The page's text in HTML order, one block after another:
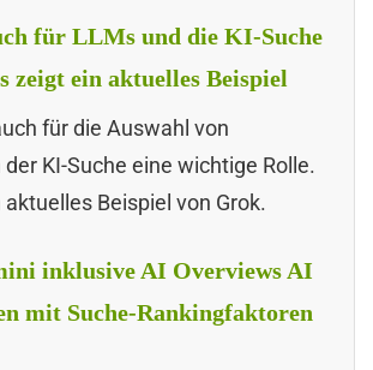
für LLMs und die KI-Suche
zeigt ein aktuelles Beispiel
für die Auswahl von
KI-Suche eine wichtige Rolle.
Beispiel von Grok.
inklusive AI Overviews AI
mit Suche-Rankingfaktoren